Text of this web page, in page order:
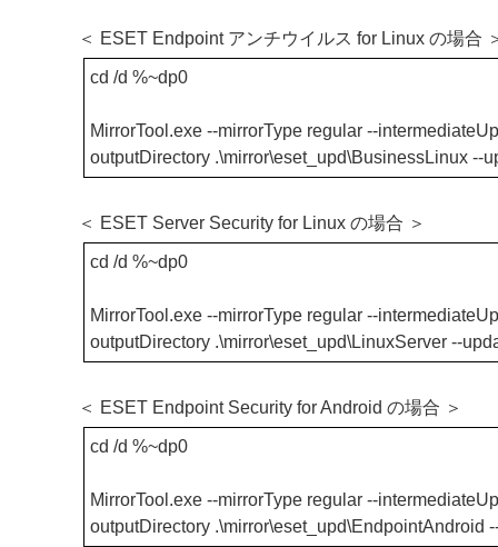
＜ ESET Endpoint アンチウイルス for Linux の場合
cd /d %~dp0
MirrorTool.exe --mirrorType regular --
outputDirectory .\mirror\eset_upd\BusinessLinux --
＜ ESET Server Security for Linux の場合 ＞
cd /d %~dp0
MirrorTool.exe --mirrorType regular --
outputDirectory .\mirror\eset_upd\LinuxServer --
＜ ESET Endpoint Security for Android の場合 ＞
cd /d %~dp0
MirrorTool.exe --mirrorType regular --
outputDirectory .\mirror\eset_upd\EndpointAndroid